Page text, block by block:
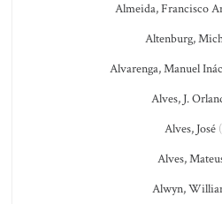
Almeida, Francisco
Altenburg,
Alvarenga, Manuel
Alves, J.
Alves, José
Alves,
Alwyn,